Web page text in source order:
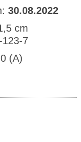
30.08.2022
cm
123-7
(A)